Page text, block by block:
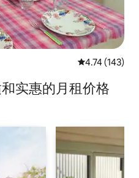
平均评分 4.74
4.74 (143)
实惠的月租价格